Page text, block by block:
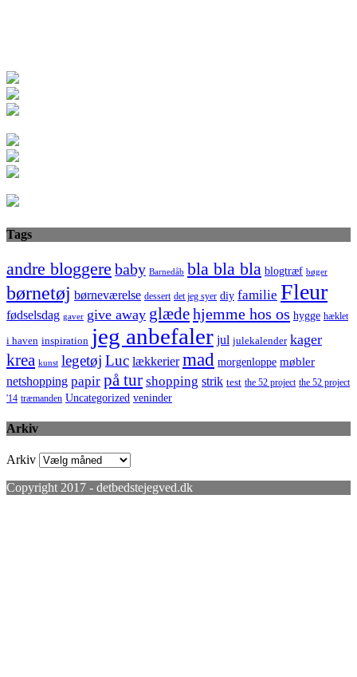
Tags
andre bloggere baby Barnedåb bla bla bla blogtræf bøger
børnetøj børneværelse dessert det jeg syer diy familie Fleur
fødselsdag gaver give away glædehjemme hos os hygge hæklet
i haven inspiration jeg anbefaler jul julekalender kager
krea kunst legetøj Luc lækkerier mad morgenloppe møbler
netshopping papir på tur shopping strik test the 52 project the 52 project
'14 træmanden Uncategorized veninder
Arkiv
Arkiv
Copyright 2017 - detbedstejegved.dk